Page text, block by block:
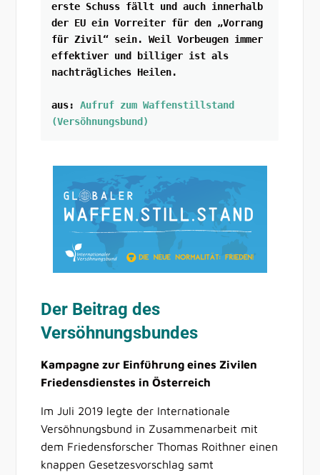
erste Schuss fällt und auch innerhalb
der EU ein Vorreiter für den „Vorrang
für Zivil“ sein. Weil Vorbeugen immer
effektiver und billiger ist als
nachträgliches Heilen.
aus: Aufruf zum Waffenstillstand
(Versöhnungsbund)
Der Beitrag des
Versöhnungsbundes
Kampagne zur Einführung eines Zivilen
Friedensdienstes in Österreich
Im Juli 2019 legte der Internationale
Versöhnungsbund in Zusammenarbeit mit
dem Friedensforscher Thomas Roithner einen
knappen Gesetzesvorschlag samt